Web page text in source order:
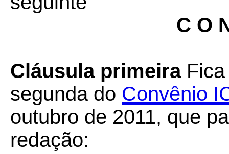
C O
Cláusula primeira
segunda do Convênio
outubro de 2011, que
redação: